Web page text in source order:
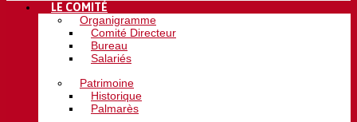
LE COMITÉ
Organigramme
Comité Directeur
Bureau
Salariés
Patrimoine
Historique
Palmarès